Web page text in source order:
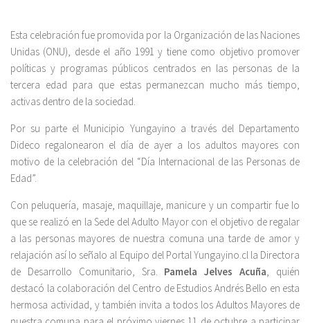
Esta celebración fue promovida por la Organización de las Naciones
Unidas (ONU), desde el año 1991 y tiene como objetivo promover
políticas y programas públicos centrados en las personas de la
tercera edad para que estas permanezcan mucho más tiempo,
activas dentro de la sociedad.
Por su parte el Municipio Yungayino a través del Departamento
Dideco regalonearon el día de ayer a los adultos mayores con
motivo de la celebración del “Día Internacional de las Personas de
Edad”.
Con peluquería, masaje, maquillaje, manicure y un compartir fue lo
que se realizó en la Sede del Adulto Mayor con el objetivo de regalar
a las personas mayores de nuestra comuna una tarde de amor y
relajación así lo señalo al Equipo del Portal Yungayino.cl la Directora
de Desarrollo Comunitario, Sra. Pamela Jelves Acuña, quién
destacó la colaboración del Centro de Estudios Andrés Bello en esta
hermosa actividad, y también invita a todos los Adultos Mayores de